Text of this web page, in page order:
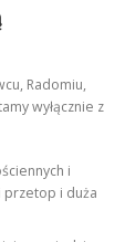
Radomiu,
wyłącznie z
i
przetop i duża